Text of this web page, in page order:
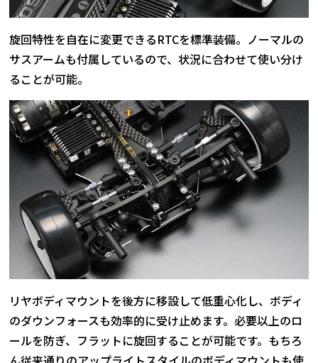
旋回特性を自在に変更できるRTCを標準装備。ノーマルの
サスアームも付属しているので、状況に合わせて使い分け
ることが可能。
リヤボディマウントを後方に移設して低重心化し、ボディ
のダウンフォースも効率的に受け止めます。必要以上のロ
ールを防ぎ、フラットに旋回することが可能です。もちろ